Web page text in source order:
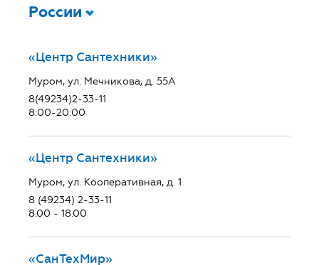
России
«Центр Сантехники»
Муром, ул. Мечникова, д. 55А
8(49234)2-33-11
8:00-20:00
«Центр Сантехники»
Муром, ул. Кооперативная, д. 1
8 (49234) 2-33-11
8.00 - 18.00
«СанТехМир»